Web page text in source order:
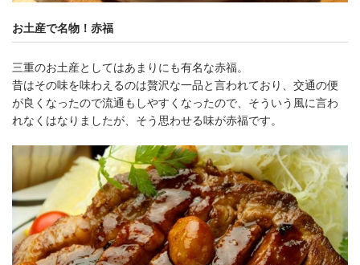
お土産で名物！赤福
三重のお土産としてはあまりにも有名な赤福。
昔はその味を味わえるのは贅沢な一品と言われており、交通の便
が良くなったので流通もしやすくなったので、そういう風に言わ
れなくはなりましたが、そう思わせる味が赤福です。